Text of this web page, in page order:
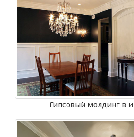
Гипсовый молдинг в